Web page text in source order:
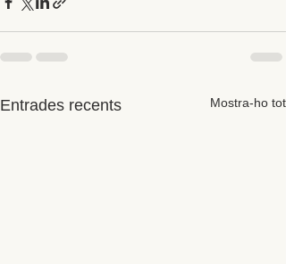
Entrades recents Mostra-ho tot